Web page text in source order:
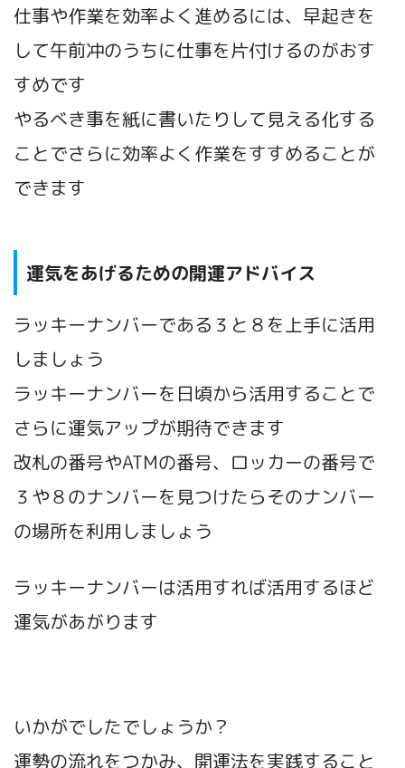
仕事や作業を効率よく進めるには、早起きを
して午前冲のうちに仕事を片付けるのがおす
すめです
やるべき事を紙に書いたりして見える化する
ことでさらに効率よく作業をすすめることが
できます
運気をあげるための開運アドバイス
ラッキーナンバーである３と８を上手に活用
しましょう
ラッキーナンバーを日頃から活用することで
さらに運気アップが期待できます
改札の番号やATMの番号、ロッカーの番号で
３や８のナンバーを見つけたらそのナンバー
の場所を利用しましょう
ラッキーナンバーは活用すれば活用するほど
運気があがります
いかがでしたでしょうか？
運勢の流れをつかみ、開運法を実践すること